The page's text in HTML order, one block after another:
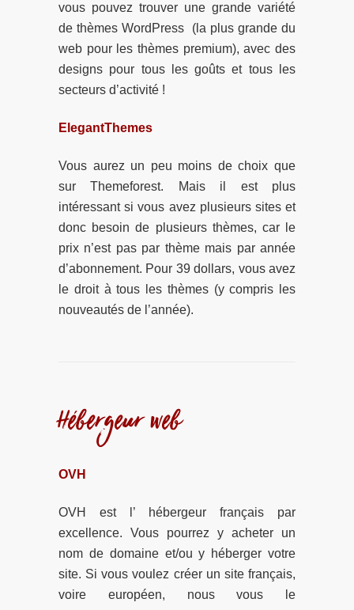
vous pouvez trouver une grande variété
de thèmes WordPress (la plus grande du
web pour les thèmes premium), avec des
designs pour tous les goûts et tous les
secteurs d’activité !
ElegantThemes
Vous aurez un peu moins de choix que
sur Themeforest. Mais il est plus
intéressant si vous avez plusieurs sites et
donc besoin de plusieurs thèmes, car le
prix n’est pas par thème mais par année
d’abonnement. Pour 39 dollars, vous avez
le droit à tous les thèmes (y compris les
nouveautés de l’année).
Hébergeur web
OVH
OVH est l’ hébergeur français par
excellence. Vous pourrez y acheter un
nom de domaine et/ou y héberger votre
site. Si vous voulez créer un site français,
voire européen, nous vous le